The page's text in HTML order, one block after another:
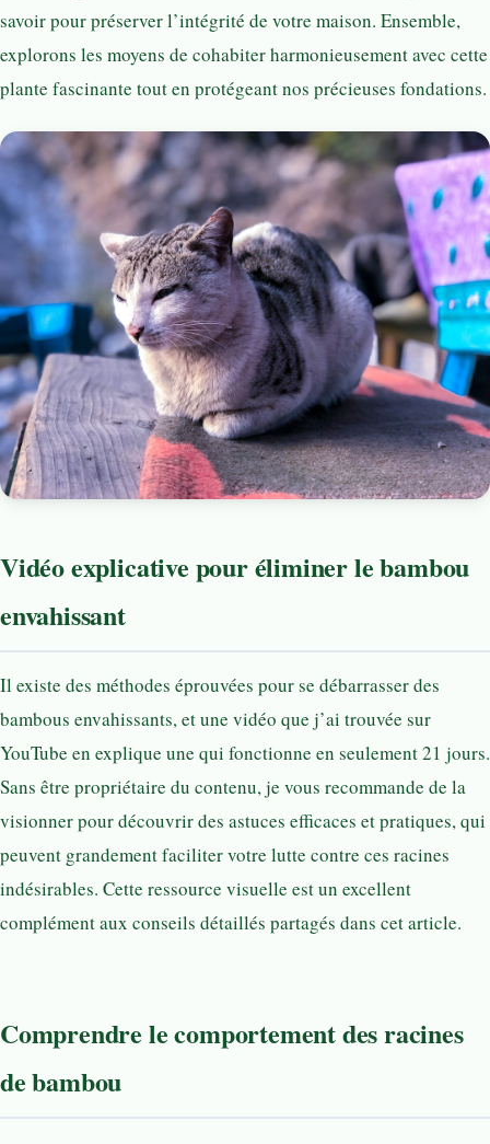
savoir pour préserver l’intégrité de votre maison. Ensemble,
explorons les moyens de cohabiter harmonieusement avec cette
plante fascinante tout en protégeant nos précieuses fondations.
Vidéo explicative pour éliminer le bambou
envahissant
Il existe des méthodes éprouvées pour se débarrasser des
bambous envahissants, et une vidéo que j’ai trouvée sur
YouTube en explique une qui fonctionne en seulement 21 jours.
Sans être propriétaire du contenu, je vous recommande de la
visionner pour découvrir des astuces efficaces et pratiques, qui
peuvent grandement faciliter votre lutte contre ces racines
indésirables. Cette ressource visuelle est un excellent
complément aux conseils détaillés partagés dans cet article.
Comprendre le comportement des racines
de bambou